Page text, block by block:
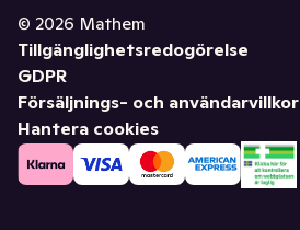
© 2026 Mathem
Tillgänglighetsredogörelse
GDPR
Försäljnings- och användarvillkor
Hantera cookies